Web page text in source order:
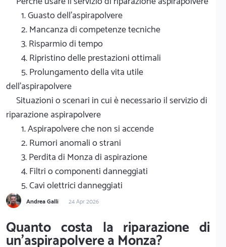
1. Guasto dell'aspirapolvere
2. Mancanza di competenze tecniche
3. Risparmio di tempo
4. Ripristino delle prestazioni ottimali
5. Prolungamento della vita utile
dell'aspirapolvere
Situazioni o scenari in cui è necessario il servizio di
riparazione aspirapolvere
1. Aspirapolvere che non si accende
2. Rumori anomali o strani
3. Perdita di Monza di aspirazione
4. Filtri o componenti danneggiati
5. Cavi olettrici danneggiati
Andrea Galli 24 Apr 2026
Quanto costa la riparazione di
un'aspirapolvere a Monza?